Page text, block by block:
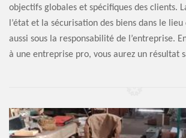
objectifs globales et spécifiques des clients.
l’état et la sécurisation des biens dans le
aussi sous la responsabilité de l’entreprise.
à une entreprise pro, vous aurez un résultat